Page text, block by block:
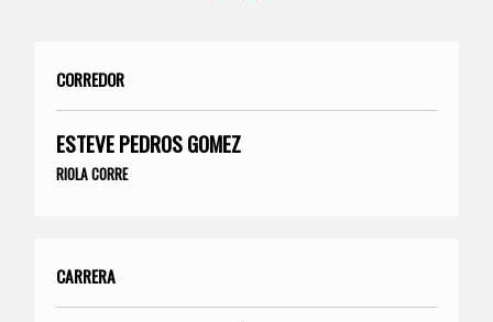
CORREDOR
ESTEVE PEDROS GOMEZ
RIOLA CORRE
CARRERA